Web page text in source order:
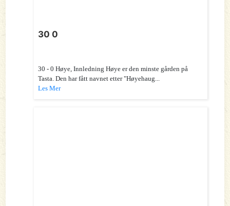
30 0
30 - 0 Høye, Innledning Høye er den minste gården på
Tasta. Den har fått navnet etter "Høyehaug...
Les Mer